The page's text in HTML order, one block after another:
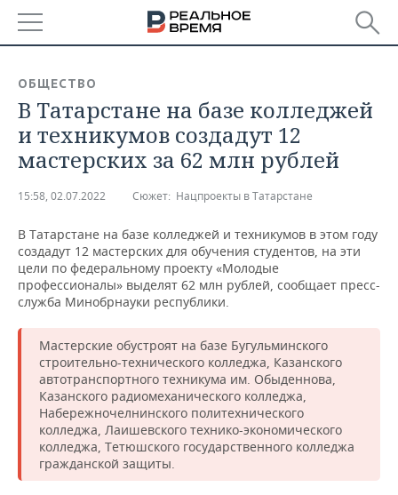
БАШКОРТОСТАН
ТАТАРСТАН
НОВОСТИ
АНАЛИТИКА
ДЕКЛАРАЦИИ О ДОХОДАХ
КОРОЛИ ГОСЗАКАЗА ПФО
ВУЗЫ ТАТАРСТАНА
КОМУ ПРИНАДЛЕЖАТ
ТОРГОВЫЕ ЦЕНТРЫ
ТАТАРСТАНА
НОВОСТИ ЭКОНОМИКИ
ФИНАНСЫ
БАНКИ
БЮДЖЕТ
ИНВЕСТИЦИИ
ПРОМЫШЛЕННОСТЬ
НОВОСТИ
ПРОМЫШЛЕННОСТИ
МАШИНОСТРОЕНИЕ
НЕФТЕХИМИЯ
НЕФТЬ
ОПК
НЕДВИЖИМОСТЬ
НОВОСТИ НЕДВИЖИМОСТИ
АВТО
НОВОСТИ АВТО
БИЗНЕС
НОВОСТИ БИЗНЕСА
РОЗНИЧНАЯ ТОРГОВЛЯ
ТРАНСПОРТ
ТЕХНОЛОГИИ
НОВОСТИ ТЕХНОЛОГИЙ
МЕРОПРИЯТИЯ
НОВОСТИ МЕРОПРИЯТИЙ
СПОРТ
ОБЩЕСТВО
В Татарстане на базе колледжей
и техникумов создадут 12
мастерских за 62 млн рублей
15:58, 02.07.2022 Сюжет: Нацпроекты в Татарстане
В Татарстане на базе колледжей и техникумов в этом году
создадут 12 мастерских для обучения студентов, на эти
цели по федеральному проекту «Молодые
профессионалы» выделят 62 млн рублей, сообщает пресс-
служба Минобрнауки республики.
Мастерские обустроят на базе Бугульминского
строительно-технического колледжа, Казанского
автотранспортного техникума им. Обыденнова,
Казанского радиомеханического колледжа,
Набережночелнинского политехнического
колледжа, Лаишевского технико-экономического
колледжа, Тетюшского государственного колледжа
гражданской защиты.